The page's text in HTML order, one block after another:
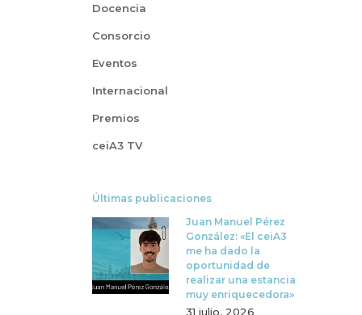
Docencia
Consorcio
Eventos
Internacional
Premios
ceiA3 TV
Últimas publicaciones
Juan Manuel Pérez
González: «El ceiA3
me ha dado la
oportunidad de
realizar una estancia
muy enriquecedora»
31 julio, 2026